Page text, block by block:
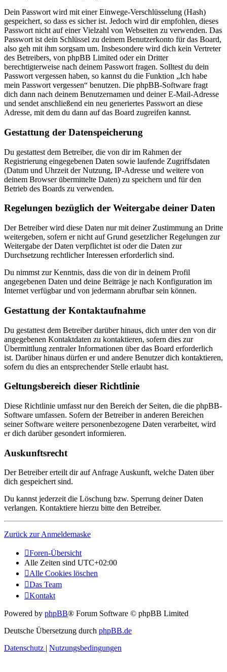
Dein Passwort wird mit einer Einwege-Verschlüsselung (Hash)
gespeichert, so dass es sicher ist. Jedoch wird dir empfohlen, dieses
Passwort nicht auf einer Vielzahl von Webseiten zu verwenden. Das
Passwort ist dein Schlüssel zu deinem Benutzerkonto für das Board,
also geh mit ihm sorgsam um. Insbesondere wird dich kein Vertreter
des Betreibers, von phpBB Limited oder ein Dritter
berechtigterweise nach deinem Passwort fragen. Solltest du dein
Passwort vergessen haben, so kannst du die Funktion „Ich habe
mein Passwort vergessen“ benutzen. Die phpBB-Software fragt
dich dann nach deinem Benutzernamen und deiner E-Mail-Adresse
und sendet anschließend ein neu generiertes Passwort an diese
Adresse, mit dem du dann auf das Board zugreifen kannst.
Gestattung der Datenspeicherung
Du gestattest dem Betreiber, die von dir im Rahmen der
Registrierung eingegebenen Daten sowie laufende Zugriffsdaten
(Datum und Uhrzeit der Nutzung, IP-Adresse und weitere von
deinem Browser übermittelte Daten) zu speichern und für den
Betrieb des Boards zu verwenden.
Regelungen bezüglich der Weitergabe deiner Daten
Der Betreiber wird diese Daten nur mit deiner Zustimmung an Dritte
weitergeben, sofern er nicht auf Grund gesetzlicher Regelungen zur
Weitergabe der Daten verpflichtet ist oder die Daten zur
Durchsetzung rechtlicher Interessen erforderlich sind.
Du nimmst zur Kenntnis, dass die von dir in deinem Profil
angegebenen Daten und deine Beiträge je nach Konfiguration im
Internet verfügbar und von jedermann abrufbar sein können.
Gestattung der Kontaktaufnahme
Du gestattest dem Betreiber darüber hinaus, dich unter den von dir
angegebenen Kontaktdaten zu kontaktieren, sofern dies zur
Übermittlung zentraler Informationen über das Board erforderlich
ist. Darüber hinaus dürfen er und andere Benutzer dich kontaktieren,
sofern du dies an entsprechender Stelle erlaubt hast.
Geltungsbereich dieser Richtlinie
Diese Richtlinie umfasst nur den Bereich der Seiten, die die phpBB-
Software umfassen. Sofern der Betreiber in anderen Bereichen
seiner Software weitere personenbezogene Daten verarbeitet, wird
er dich darüber gesondert informieren.
Auskunftsrecht
Der Betreiber erteilt dir auf Anfrage Auskunft, welche Daten über
dich gespeichert sind.
Du kannst jederzeit die Löschung bzw. Sperrung deiner Daten
verlangen. Kontaktiere hierzu bitte den Betreiber.
Zurück zur Anmeldemaske
Foren-Übersicht
Alle Zeiten sind UTC+02:00
Alle Cookies löschen
Das Team
Kontakt
Powered by phpBB® Forum Software © phpBB Limited
Deutsche Übersetzung durch phpBB.de
Datenschutz | Nutzungsbedingungen